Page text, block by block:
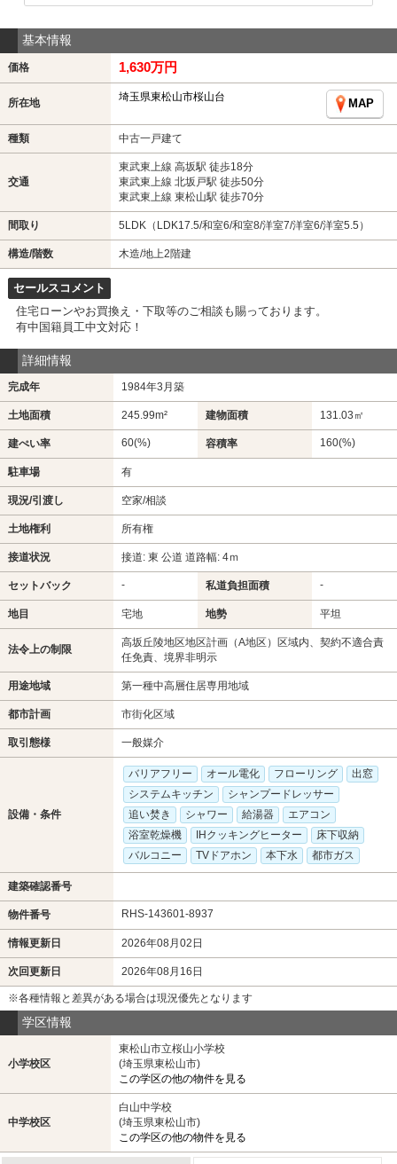
基本情報
価格 1,630万円
所在地 埼玉県東松山市桜山台
MAP
種類 中古一戸建て
交通
東武東上線 高坂駅 徒歩18分
東武東上線 北坂戸駅 徒歩50分
東武東上線 東松山駅 徒歩70分
間取り 5LDK（LDK17.5/和室6/和室8/洋室7/洋室6/洋室5.5）
構造/階数 木造/地上2階建
セールスコメント
住宅ローンやお買換え・下取等のご相談も賜っております。
有中国籍員工中文対応！
詳細情報
完成年 1984年3月築
土地面積 245.99m² 建物面積 131.03㎡
建ぺい率 60(%) 容積率 160(%)
駐車場 有
現況/引渡し 空家/相談
土地権利 所有権
接道状況 接道: 東 公道 道路幅: 4ｍ
セットバック - 私道負担面積 -
地目 宅地 地勢 平坦
法令上の制限
高坂丘陵地区地区計画（A地区）区域内、契約不適合責
任免責、境界非明示
用途地域 第一種中高層住居専用地域
都市計画 市街化区域
取引態様 一般媒介
設備・条件
バリアフリー オール電化 フローリング
出窓
システムキッチン
シャンプードレッサー
追い焚き
シャワー 給湯器
エアコン
浴室乾燥機
IHクッキングヒーター
床下収納
バルコニー
TVドアホン 本下水 都市ガス
建築確認番号
物件番号 RHS-143601-8937
情報更新日 2026年08月02日
次回更新日 2026年08月16日
※各種情報と差異がある場合は現況優先となります
学区情報
小学校区
東松山市立桜山小学校
(埼玉県東松山市)
この学区の他の物件を見る
中学校区
白山中学校
(埼玉県東松山市)
この学区の他の物件を見る